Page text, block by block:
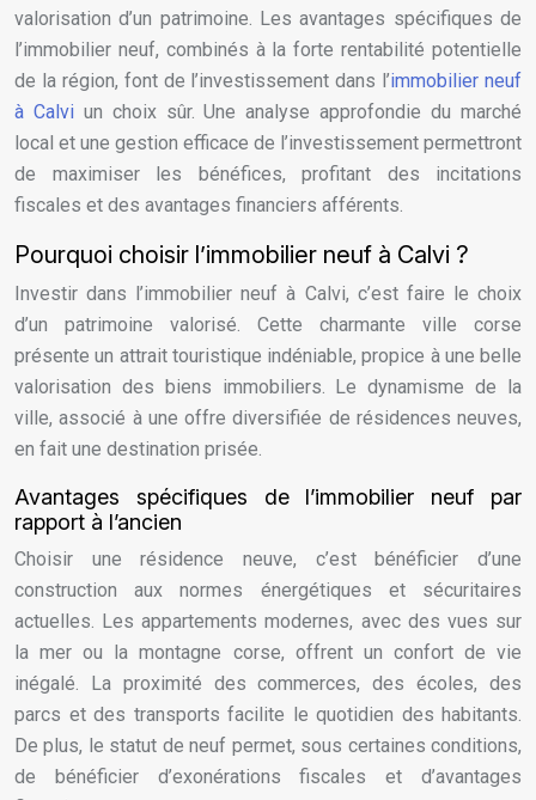
valorisation d’un patrimoine. Les avantages spécifiques de
l’immobilier neuf, combinés à la forte rentabilité potentielle
de la région, font de l’investissement dans l’immobilier neuf
à Calviun choix sûr. Une analyse approfondie du marché
local et une gestion efficace de l’investissement permettront
de maximiser les bénéfices, profitant des incitations
fiscales et des avantages financiers afférents.
Pourquoi choisir l’immobilier neuf à Calvi ?
Investir dans l’immobilier neuf à Calvi, c’est faire le choix
d’un patrimoine valorisé. Cette charmante ville corse
présente un attrait touristique indéniable, propice à une belle
valorisation des biens immobiliers. Le dynamisme de la
ville, associé à une offre diversifiée de résidences neuves,
en fait une destination prisée.
Avantages spécifiques de l’immobilier neuf par
rapport à l’ancien
Choisir une résidence neuve, c’est bénéficier d’une
construction aux normes énergétiques et sécuritaires
actuelles. Les appartements modernes, avec des vues sur
la mer ou la montagne corse, offrent un confort de vie
inégalé. La proximité des commerces, des écoles, des
parcs et des transports facilite le quotidien des habitants.
De plus, le statut de neuf permet, sous certaines conditions,
de bénéficier d’exonérations fiscales et d’avantages